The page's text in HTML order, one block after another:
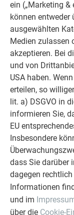
ein („Marketing &
können entweder
ausgewählten
Medien zulassen
akzeptieren. Bei
und von
USA haben.
erteilen, so
lit. a) DSGVO in
informieren Sie,
EU
Insbesondere
dass Sie darüber
dagegen
Informationen
und im
über die Cookie-
UNISONO